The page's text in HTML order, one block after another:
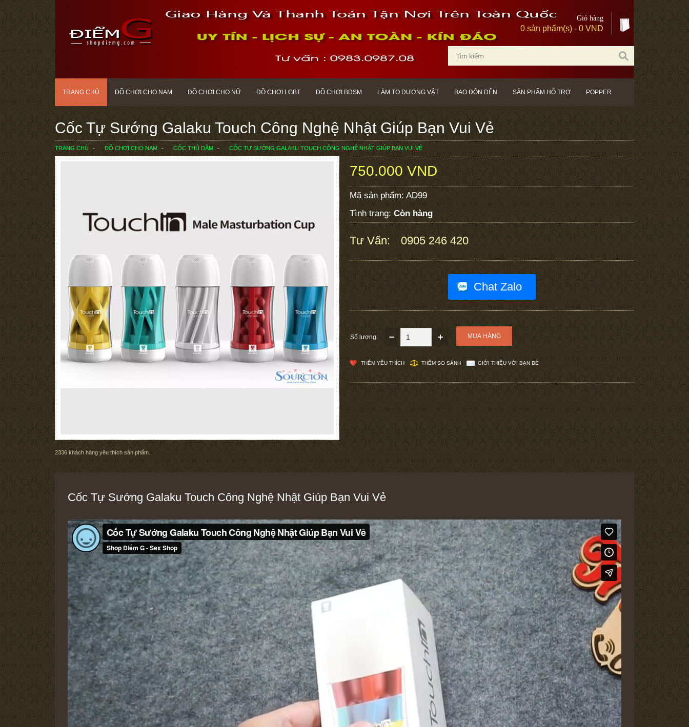
Giỏ hàng
0 sản phẩm(s) - 0 VND
TRANG CHỦ ĐỒ CHƠI CHO NAM ĐỒ CHƠI CHO NỮ ĐỒ CHƠI LGBT ĐỒ CHƠI BDSM LÀM TO DƯƠNG VẬT BAO ĐÔN DÊN SẢN PHẨM HỖ TRỢ POPPER
Cốc Tự Sướng Galaku Touch Công Nghệ Nhật Giúp Bạn Vui Vẻ
TRANG CHỦ ĐỒ CHƠI CHO NAM CỐC THỦ DÂM CỐC TỰ SƯỚNG GALAKU TOUCH CÔNG NGHỆ NHẬT GIÚP BẠN VUI VẺ
2336 khách hàng yêu thích sản phẩm.
750.000 VND
Mã sản phẩm: AD99
Tình trạng: Còn hàng
Tư Vấn: 0905 246 420
Chat Zalo
Số lượng:
THÊM YÊU THÍCH THÊM SO SÁNH GIỚI THIỆU VỚI BẠN BÈ
Cốc Tự Sướng Galaku Touch Công Nghệ Nhật Giúp Bạn Vui Vẻ